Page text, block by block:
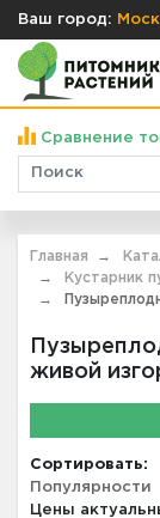
Ваш город:
Сравнение
Главная
Кустарник
живой
Сортировать:
Популярности
Цены